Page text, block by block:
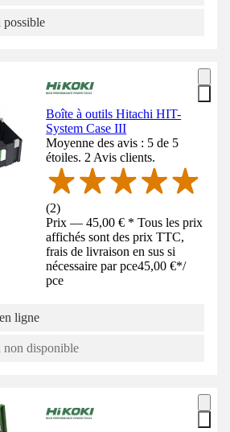
possible
Boîte à outils Hitachi HIT-
System Case III
Moyenne des avis : 5 de 5
étoiles. 2 Avis clients.
(2)
Prix — 45,00 € * Tous les prix
affichés sont des prix TTC,
frais de livraison en sus si
nécessaire par pce45,00 €*/
pce
ligne
non disponible